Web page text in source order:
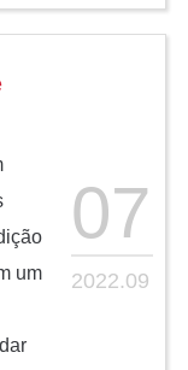
07
2022.09
um